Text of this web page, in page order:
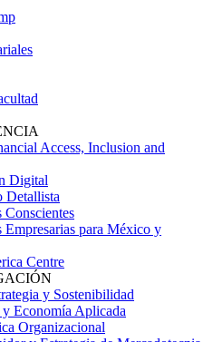
Access, Inclusion and
Digital
Detallista
Conscientes
para México y
Centre
y Sostenibilidad
Economía Aplicada
Organizacional